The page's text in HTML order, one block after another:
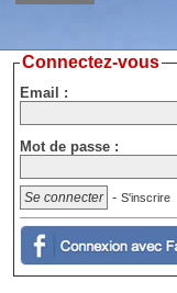
Connectez-vous
Email :
Mot de passe :
- S'inscrire